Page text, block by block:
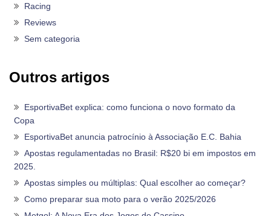
Racing
Reviews
Sem categoria
Outros artigos
EsportivaBet explica: como funciona o novo formato da
Copa
EsportivaBet anuncia patrocínio à Associação E.C. Bahia
Apostas regulamentadas no Brasil: R$20 bi em impostos em
2025.
Apostas simples ou múltiplas: Qual escolher ao começar?
Como preparar sua moto para o verão 2025/2026